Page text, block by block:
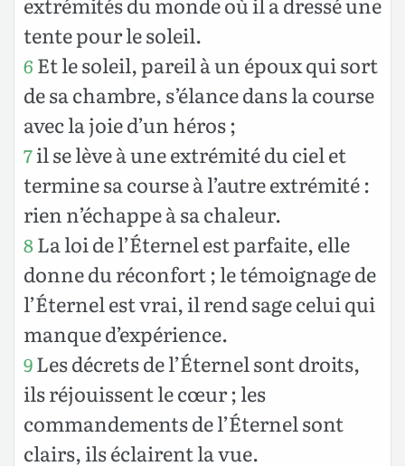
tente pour le soleil.
6 Et le soleil, pareil à un époux qui sort
de sa chambre, s’élance dans la course
avec la joie d’un héros ;
7il se lève à une extrémité du ciel et
termine sa course à l’autre extrémité :
rien n’échappe à sa chaleur.
8La loi de l’Éternel est parfaite, elle
donne du réconfort ; le témoignage de
l’Éternel est vrai, il rend sage celui qui
manque d’expérience.
9Les décrets de l’Éternel sont droits,
ils réjouissent le cœur ; les
commandements de l’Éternel sont
clairs, ils éclairent la vue.